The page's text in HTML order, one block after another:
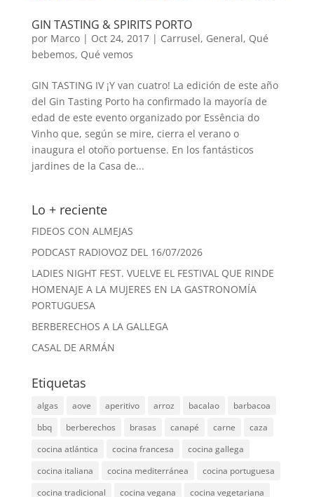
GIN TASTING & SPIRITS PORTO
por Marco| Oct 24, 2017| Carrusel, General, Qué
bebemos, Qué vemos
GIN TASTING IV ¡Y van cuatro! La edición de este año
del Gin Tasting Porto ha confirmado la mayoría de
edad de este evento organizado por Essência do
Vinho que, según se mire, cierra el verano o
inaugura el otoño portuense. En los fantásticos
jardines de la Casa de...
Lo + reciente
FIDEOS CON ALMEJAS
PODCAST RADIOVOZ DEL 16/07/2026
LADIES NIGHT FEST. VUELVE EL FESTIVAL QUE RINDE
HOMENAJE A LA MUJERES EN LA GASTRONOMÍA
PORTUGUESA
BERBERECHOS A LA GALLEGA
CASAL DE ARMÁN
Etiquetas
algas aove aperitivo arroz bacalao
barbacoa
bbq
berberechos brasas canapé carne
caza
cocina atlántica
cocina francesa
cocina gallega
cocina italiana
cocina mediterránea
cocina portuguesa
cocina tradicional
cocina vegana
cocina vegetariana